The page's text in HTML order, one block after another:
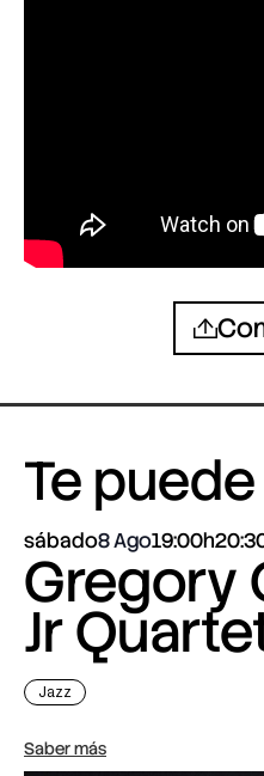
Te
sábado8 Ago19:00h
Gregory
Jr
Jazz
Saber más